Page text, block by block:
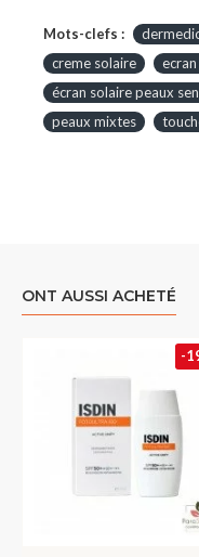
Mots-clefs :
creme solaire
écran solaire peaux
peaux mixtes
ONT AUSSI ACHETÉ
-